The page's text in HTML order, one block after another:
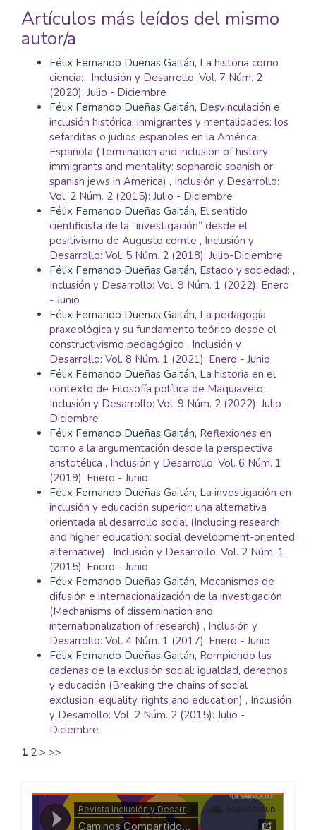
Artículos más leídos del mismo
autor/a
Félix Fernando Dueñas Gaitán, La historia como
ciencia: , Inclusión y Desarrollo: Vol. 7 Núm. 2
(2020): Julio - Diciembre
Félix Fernando Dueñas Gaitán, Desvinculación e
inclusión histórica: inmigrantes y mentalidades: los
sefarditas o judios españoles en la América
Española (Termination and inclusion of history:
immigrants and mentality: sephardic spanish or
spanish jews in America) , Inclusión y Desarrollo:
Vol. 2 Núm. 2 (2015): Julio - Diciembre
Félix Fernando Dueñas Gaitán, El sentido
cientificista de la “investigación” desde el
positivismo de Augusto comte , Inclusión y
Desarrollo: Vol. 5 Núm. 2 (2018): Julio-Diciembre
Félix Fernando Dueñas Gaitán, Estado y sociedad: ,
Inclusión y Desarrollo: Vol. 9 Núm. 1 (2022): Enero
- Junio
Félix Fernando Dueñas Gaitán, La pedagogía
praxeológica y su fundamento teórico desde el
constructivismo pedagógico , Inclusión y
Desarrollo: Vol. 8 Núm. 1 (2021): Enero - Junio
Félix Fernando Dueñas Gaitán, La historia en el
contexto de Filosofía política de Maquiavelo ,
Inclusión y Desarrollo: Vol. 9 Núm. 2 (2022): Julio -
Diciembre
Félix Fernando Dueñas Gaitán, Reflexiones en
torno a la argumentación desde la perspectiva
aristotélica , Inclusión y Desarrollo: Vol. 6 Núm. 1
(2019): Enero - Junio
Félix Fernando Dueñas Gaitán, La investigación en
inclusión y educación superior: una alternativa
orientada al desarrollo social (Including research
and higher education: social development-oriented
alternative) , Inclusión y Desarrollo: Vol. 2 Núm. 1
(2015): Enero - Junio
Félix Fernando Dueñas Gaitán, Mecanismos de
difusión e internacionalización de la investigación
(Mechanisms of dissemination and
internationalization of research) , Inclusión y
Desarrollo: Vol. 4 Núm. 1 (2017): Enero - Junio
Félix Fernando Dueñas Gaitán, Rompiendo las
cadenas de la exclusión social: igualdad, derechos
y educación (Breaking the chains of social
exclusion: equality, rights and education) , Inclusión
y Desarrollo: Vol. 2 Núm. 2 (2015): Julio -
Diciembre
1 2 > >>
Caminos
Compartidos